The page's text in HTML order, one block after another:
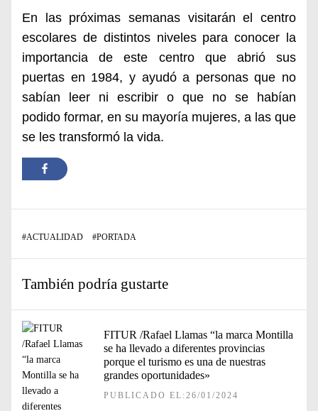
En las próximas semanas visitarán el centro
escolares de distintos niveles para conocer la
importancia de este centro que abrió sus
puertas en 1984, y ayudó a personas que no
sabían leer ni escribir o que no se habían
podido formar, en su mayoría mujeres, a las que
se les transformó la vida.
#ACTUALIDAD #PORTADA
También podría gustarte
FITUR /Rafael Llamas “la marca Montilla
se ha llevado a diferentes provincias
porque el turismo es una de nuestras
grandes oportunidades»
PUBLICADO EL:26/01/2024